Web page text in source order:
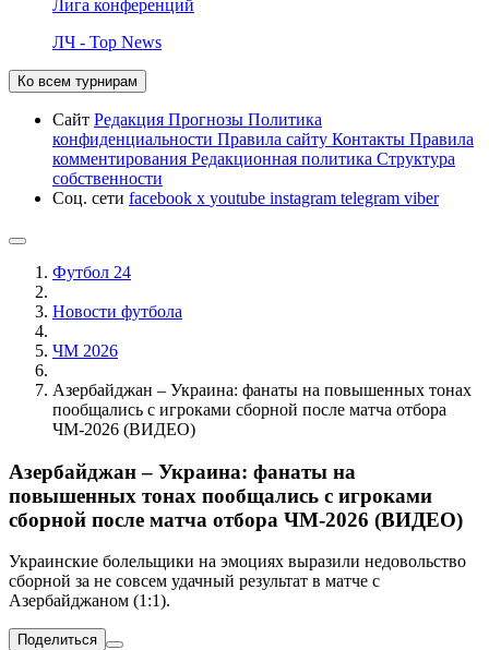
Лига конференций
ЛЧ - Top News
Ко всем турнирам
Сайт Редакция Прогнозы Политика
конфиденциальности Правила сайту Контакты Правила
комментирования Редакционная политика Структура
собственности
Соц. сети facebook x youtube instagram telegram viber
Футбол 24
Новости футбола
ЧМ 2026
Азербайджан – Украина: фанаты на повышенных тонах
пообщались с игроками сборной после матча отбора
ЧМ-2026 (ВИДЕО)
Азербайджан – Украина: фанаты на
повышенных тонах пообщались с игроками
сборной после матча отбора ЧМ-2026 (ВИДЕО)
Украинские болельщики на эмоциях выразили недовольство
сборной за не совсем удачный результат в матче с
Азербайджаном (1:1).
Поделиться